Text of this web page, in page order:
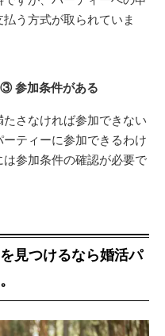
う方式が取られていま
参加条件がある
さなければ参加できない
ティーに参加できるわけ
参加条件の確認が必要で
見つけるなら婚活パ